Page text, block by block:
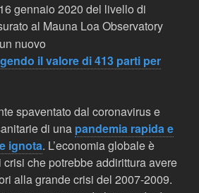
gennaio 2020 del livello di
al Mauna Loa Observatory
nuovo
il valore di 413 parti per
spaventato dal coronavirus e
di una pandemia rapida e
ignota. L’economia globale è
che potrebbe addirittura avere
alla grande crisi del 2007-2009.